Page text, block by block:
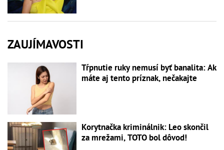
ZAUJÍMAVOSTI
Tŕpnutie ruky nemusí byť banalita: Ak
máte aj tento príznak, nečakajte
Korytnačka kriminálnik: Leo skončil
za mrežami, TOTO bol dôvod!